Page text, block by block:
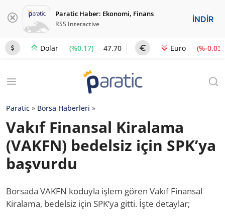
Paratic Haber: Ekonomi, Finans
RSS Interactive İNDİR
Dolar (%0.17) 47.70 Euro (%-0.03)
Paratic » Borsa Haberleri »
Vakıf Finansal Kiralama
(VAKFN) bedelsiz için SPK’ya
başvurdu
Borsada VAKFN koduyla işlem gören Vakıf Finansal
Kiralama, bedelsiz için SPK’ya gitti. İşte detaylar;